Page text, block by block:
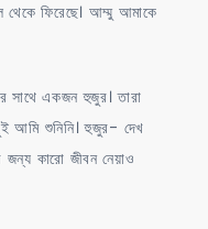
ফিরেছে। আম্মু আমাকে
সাথে একজন হুজুর। তারা
আমি শুনিনি। হুজুর- দেখ
জন্য কারো জীবন নেয়াও